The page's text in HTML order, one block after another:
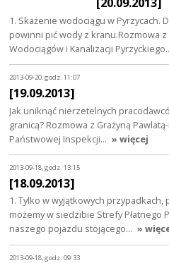
1. Skażenie wodociągu w Pyrzycach.
powinni pić wody z kranu.Rozmowa
Wodociągów i Kanalizacji
2013-09-20, godz. 11:07
[19.09.2013]
Jak uniknąć nierzetelnych
granicą? Rozmowa z Grażyną
Państwowej Inspekcji… » więcej
2013-09-18, godz. 13:15
[18.09.2013]
1. Tylko w wyjątkowych
możemy w siedzibie Strefy Płatnego
naszego pojazdu stojącego… »
2013-09-18, godz. 09:33